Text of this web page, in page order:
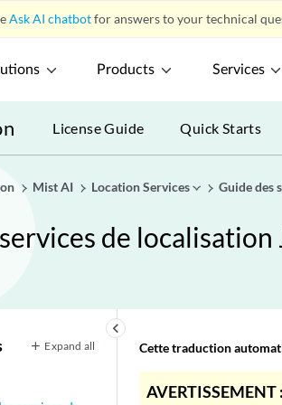
Ask AI chatbotfor answers to your technical
Products Services
License Guide Quick Starts
Mist AI Location Services Guide des
de
keyboard_arrow_left
Expand all Cette traduction
AVERTISSEMENT :